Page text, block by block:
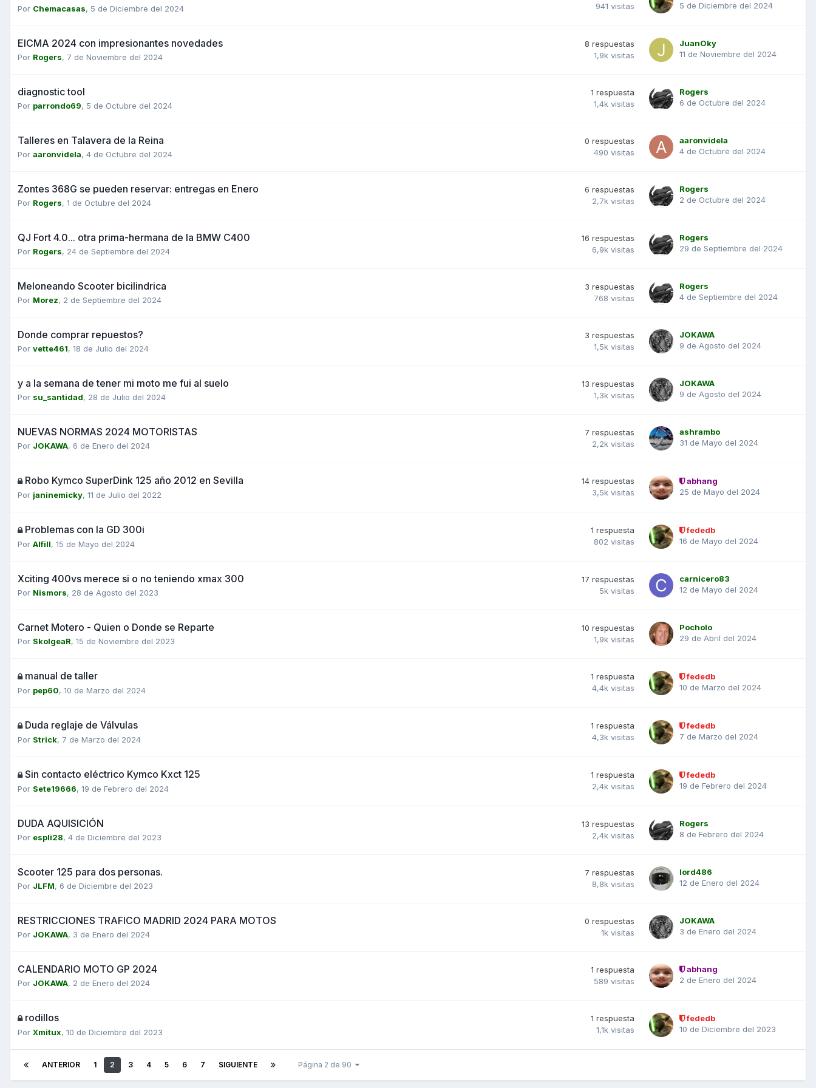
Por Chemacasas, 5 de Diciembre del 2024
941 visitas
5 de Diciembre del 2024
EICMA 2024 con impresionantes novedades
Por Rogers, 7 de Noviembre del 2024
8 respuestas
1,9k visitas
JuanOky
11 de Noviembre del 2024
diagnostic tool
Por parrondo69, 5 de Octubre del 2024
1 respuesta
1,4k visitas
Rogers
6 de Octubre del 2024
Talleres en Talavera de la Reina
Por aaronvidela, 4 de Octubre del 2024
0 respuestas
490 visitas
aaronvidela
4 de Octubre del 2024
Zontes 368G se pueden reservar: entregas en Enero
Por Rogers, 1 de Octubre del 2024
6 respuestas
2,7k visitas
Rogers
2 de Octubre del 2024
QJ Fort 4.0... otra prima-hermana de la BMW C400
Por Rogers, 24 de Septiembre del 2024
16 respuestas
6,9k visitas
Rogers
29 de Septiembre del 2024
Meloneando Scooter bicilindrica
Por Morez, 2 de Septiembre del 2024
3 respuestas
768 visitas
Rogers
4 de Septiembre del 2024
Donde comprar repuestos?
Por vette461, 18 de Julio del 2024
3 respuestas
1,5k visitas
JOKAWA
9 de Agosto del 2024
y a la semana de tener mi moto me fui al suelo
Por su_santidad, 28 de Julio del 2024
13 respuestas
1,3k visitas
JOKAWA
9 de Agosto del 2024
NUEVAS NORMAS 2024 MOTORISTAS
Por JOKAWA, 6 de Enero del 2024
7 respuestas
2,2k visitas
ashrambo
31 de Mayo del 2024
Robo Kymco SuperDink 125 año 2012 en Sevilla
Por janinemicky, 11 de Julio del 2022
14 respuestas
3,5k visitas
abhang
25 de Mayo del 2024
Problemas con la GD 300i
Por Alfill, 15 de Mayo del 2024
1 respuesta
802 visitas
fededb
16 de Mayo del 2024
Xciting 400vs merece si o no teniendo xmax 300
Por Nismors, 28 de Agosto del 2023
17 respuestas
5k visitas
carnicero83
12 de Mayo del 2024
Carnet Motero - Quien o Donde se Reparte
Por SkolgeaR, 15 de Noviembre del 2023
10 respuestas
1,9k visitas
Pocholo
29 de Abril del 2024
manual de taller
Por pep60, 10 de Marzo del 2024
1 respuesta
4,4k visitas
fededb
10 de Marzo del 2024
Duda reglaje de Válvulas
Por Strick, 7 de Marzo del 2024
1 respuesta
4,3k visitas
fededb
7 de Marzo del 2024
Sin contacto eléctrico Kymco Kxct 125
Por Sete19666, 19 de Febrero del 2024
1 respuesta
2,4k visitas
fededb
19 de Febrero del 2024
DUDA AQUISICIÓN
Por espli28, 4 de Diciembre del 2023
13 respuestas
2,4k visitas
Rogers
8 de Febrero del 2024
Scooter 125 para dos personas.
Por JLFM, 6 de Diciembre del 2023
7 respuestas
8,8k visitas
lord486
12 de Enero del 2024
RESTRICCIONES TRAFICO MADRID 2024 PARA MOTOS
Por JOKAWA, 3 de Enero del 2024
0 respuestas
1k visitas
JOKAWA
3 de Enero del 2024
CALENDARIO MOTO GP 2024
Por JOKAWA, 2 de Enero del 2024
1 respuesta
589 visitas
abhang
2 de Enero del 2024
rodillos
Por Xmitux, 10 de Diciembre del 2023
1 respuesta
1,1k visitas
fededb
10 de Diciembre del 2023
ANTERIOR 1 2 3 4 5 6 7 SIGUIENTE Página 2 de 90